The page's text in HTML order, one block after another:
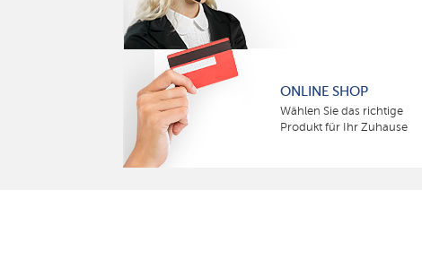
ONLINE SHOP
Wählen Sie das richtige
Produkt für Ihr Zuhause